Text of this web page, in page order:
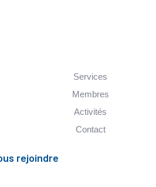
Services
Membres
Activités
Contact
rejoindre